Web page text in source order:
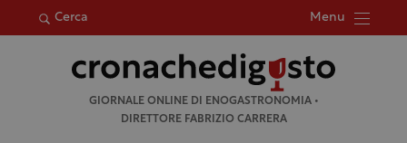
Cerca Menu
per:
GIORNALE ONLINE DI ENOGASTRONOMIA •
DIRETTORE FABRIZIO CARRERA